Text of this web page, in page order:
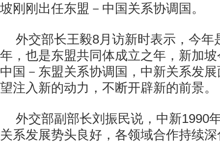
坡刚刚出任东盟－中国关系协调国。
外交部长王毅8月访新时表示，今年
年，也是东盟共同体成立之年，新加
中国－东盟关系协调国，中新关系发
望注入新的动力，不断开辟新的前景。
外交部副部长刘振民说，中新1990
关系发展势头良好，各领域合作持续